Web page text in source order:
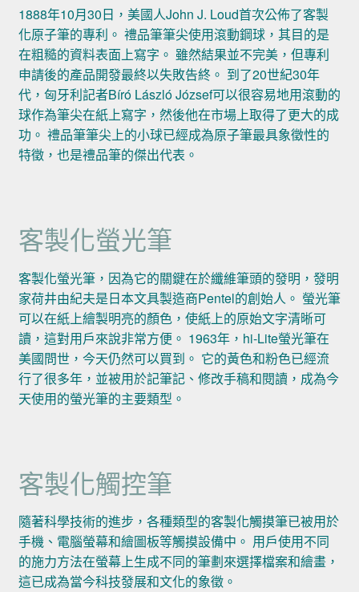
1888年10月30日，美國人John J. Loud首次公佈了客製
化原子筆的專利。 禮品筆筆尖使用滾動鋼球，其目的是
在粗糙的資料表面上寫字。 雖然結果並不完美，但專利
申請後的產品開發最終以失敗告終。 到了20世紀30年
代，匈牙利記者Bíró László József可以很容易地用滾動的
球作為筆尖在紙上寫字，然後他在市場上取得了更大的成
功。 禮品筆筆尖上的小球已經成為原子筆最具象徵性的
特徵，也是禮品筆的傑出代表。
客製化螢光筆
客製化螢光筆，因為它的關鍵在於纖維筆頭的發明，發明
家荷井由紀夫是日本文具製造商Pentel的創始人。 螢光筆
可以在紙上繪製明亮的顏色，使紙上的原始文字清晰可
讀，這對用戶來說非常方便。 1963年，hi-Lite螢光筆在
美國問世，今天仍然可以買到。 它的黃色和粉色已經流
行了很多年，並被用於記筆記、修改手稿和閱讀，成為今
天使用的螢光筆的主要類型。
客製化觸控筆
隨著科學技術的進步，各種類型的客製化觸摸筆已被用於
手機、電腦螢幕和繪圖板等觸摸設備中。 用戶使用不同
的施力方法在螢幕上生成不同的筆劃來選擇檔案和繪畫，
這已成為當今科技發展和文化的象徵。